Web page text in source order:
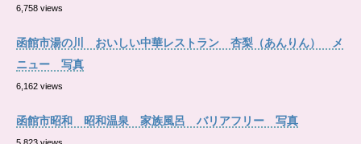
6,758 views
函館市湯の川 おいしい中華レストラン 杏梨（あんりん） メ
ニュー 写真
6,162 views
函館市昭和 昭和温泉 家族風呂 バリアフリー 写真